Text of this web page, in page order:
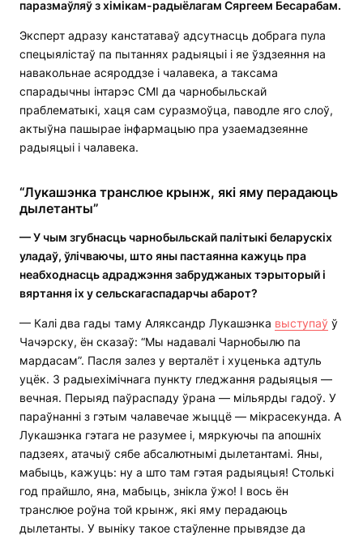
паразмаўляў з хімікам-радыёлагам Сяргеем Бесарабам.
Эксперт адразу канстатаваў адсутнасць добрага пула
спецыялістаў па пытаннях радыяцыі і яе ўздзеяння на
навакольнае асяроддзе і чалавека, а таксама
спарадычны інтарэс СМІ да чарнобыльскай
праблематыкі, хаця сам суразмоўца, паводле яго слоў,
актыўна пашырае інфармацыю пра узаемадзеянне
радыяцыі і чалавека.
“Лукашэнка транслюе крынж, які яму перадаюць
дылетанты”
— У чым згубнасць чарнобыльскай палітыкі беларускіх
уладаў, ўлічваючы, што яны пастаянна кажуць пра
неабходнасць адраджэння забруджаных тэрыторый і
вяртання іх у сельскагаспадарчы абарот?
— Калі два гады таму Аляксандр Лукашэнка выступаў ў
Чачэрску, ён сказаў: “Мы надавалі Чарнобылю па
мардасам”. Пасля залез у верталёт і хуценька адтуль
уцёк. З радыехімічнага пункту гледжання радыяцыя —
вечная. Перыяд паўраспаду ўрана — мільярды гадоў. У
параўнанні з гэтым чалавечае жыццё — мікрасекунда. А
Лукашэнка гэтага не разумее і, мяркуючы па апошніх
падзеях, атачыў сябе абсалютнымі дылетантамі. Яны,
мабыць, кажуць: ну а што там гэтая радыяцыя! Столькі
год прайшло, яна, мабыць, знікла ўжо! І вось ён
транслюе роўна той крынж, які яму перадаюць
дылетанты. У выніку такое стаўленне прывядзе да